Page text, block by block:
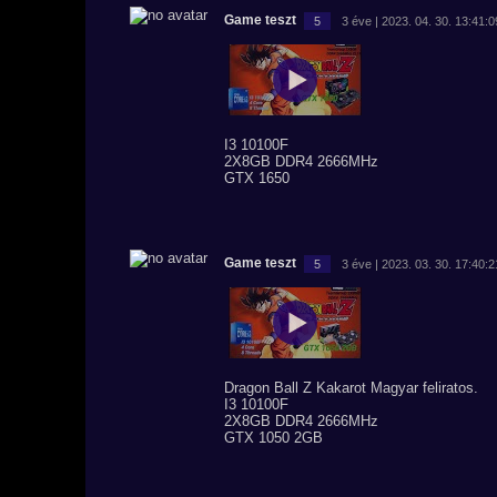
Game teszt 5 3 éve | 2023. 04. 30.
I3 10100F
2X8GB DDR4 2666MHz
GTX 1650
Game teszt 5 3 éve | 2023. 03. 30.
Dragon Ball Z Kakarot Magyar feliratos.
I3 10100F
2X8GB DDR4 2666MHz
GTX 1050 2GB